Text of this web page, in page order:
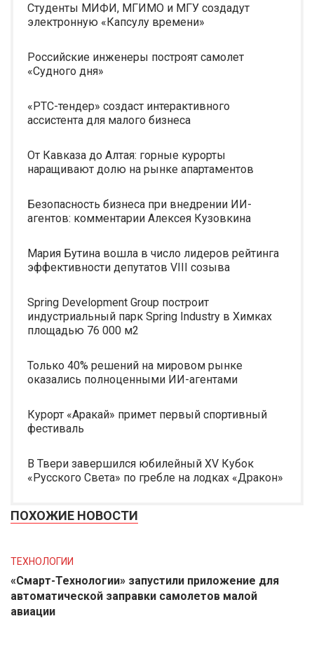
Студенты МИФИ, МГИМО и МГУ создадут
электронную «Капсулу времени»
Российские инженеры построят самолет
«Судного дня»
«РТС-тендер» создаст интерактивного
ассистента для малого бизнеса
От Кавказа до Алтая: горные курорты
наращивают долю на рынке апартаментов
Безопасность бизнеса при внедрении ИИ-
агентов: комментарии Алексея Кузовкина
Мария Бутина вошла в число лидеров рейтинга
эффективности депутатов VIII созыва
Spring Development Group построит
индустриальный парк Spring Industry в Химках
площадью 76 000 м2
Только 40% решений на мировом рынке
оказались полноценными ИИ-агентами
Курорт «Аракай» примет первый спортивный
фестиваль
В Твери завершился юбилейный XV Кубок
«Русского Света» по гребле на лодках «Дракон»
ПОХОЖИЕ НОВОСТИ
ТЕХНОЛОГИИ
«Смарт-Технологии» запустили приложение для
автоматической заправки самолетов малой
авиации